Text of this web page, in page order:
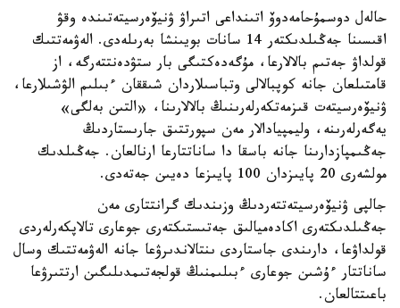
حالەل دوسمۇحامەدوۆ اتىنداعى اتىراۋ ۋنيۆەرسيتەتىندە وقۋ
اقىسىنا جەڭىلدىكتەر 14 سانات بويىنشا بەرىلەدى. الەۋمەتتىك
قولداۋ جەتىم بالالارعا، مۇگەدەكتىگى بار ستۋدەنتتەرگە، از
قامتىلعان جانە كوپبالالى وتباسىلاردان شىققان ءبىلىم الۋشىلارعا،
ۋنيۆەرسيتەت قىزمەتكەرلەرىنىڭ بالالارىنا، «التىن بەلگى»
يەگەرلەرىنە، وليمپيادالار مەن سپورتتىق جارىستاردىڭ
جەڭىمپازدارىنا جانە باسقا دا ساناتتارعا ارنالعان. جەڭىلدىك
مولشەرى 20 پايىزدان 100 پايىزعا دەيىن جەتەدى.
جالپى ۋنيۆەرسيتەتتەردىڭ وزىندىك گرانتتارى مەن
جەڭىلدىكتەرى اكادەميالىق جەتىستىكتەرى جوعارى تالاپكەرلەردى
قولداۋعا، دارىندى جاستاردى ىنتالاندىرۋعا جانە الەۋمەتتىك وسال
ساناتتار ءۇشىن جوعارى ءبىلىمنىڭ قولجەتىمدىلىگىن ارتتىرۋعا
باعىتتالعان.